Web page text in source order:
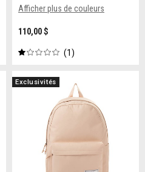
Afficher plus de couleurs
110,00 $
1
Exclusivités